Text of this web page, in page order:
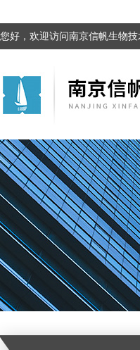
您好，欢迎访问南京信帆生物技